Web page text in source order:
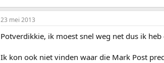
23 mei 2013
Potverdikkie, ik moest snel weg net dus ik
Ik kon ook niet vinden waar die Mark Post